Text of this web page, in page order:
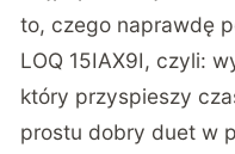
to, czego naprawdę
LOQ 15IAX9I, czyli:
który przyspieszy
prostu dobry duet w